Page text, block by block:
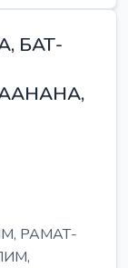
БАТ-
РАМАТ-